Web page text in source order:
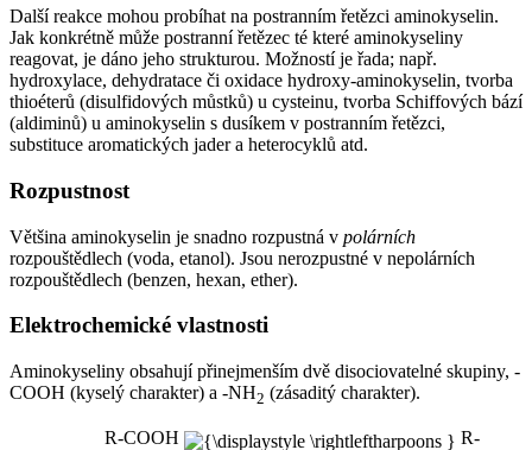
Další reakce mohou probíhat na postranním řetězci aminokyselin.
Jak konkrétně může postranní řetězec té které aminokyseliny
reagovat, je dáno jeho strukturou. Možností je řada; např.
hydroxylace, dehydratace či oxidace hydroxy-aminokyselin, tvorba
thioéterů (disulfidových můstků) u cysteinu, tvorba Schiffových bází
(aldiminů) u aminokyselin s dusíkem v postranním řetězci,
substituce aromatických jader a heterocyklů atd.
Rozpustnost
Většina aminokyselin je snadno rozpustná v polárních
rozpouštědlech (voda, etanol). Jsou nerozpustné v nepolárních
rozpouštědlech (benzen, hexan, ether).
Elektrochemické vlastnosti
Aminokyseliny obsahují přinejmenším dvě disociovatelné skupiny, -
COOH (kyselý charakter) a -NH2 (zásaditý charakter).
R-COOH R-